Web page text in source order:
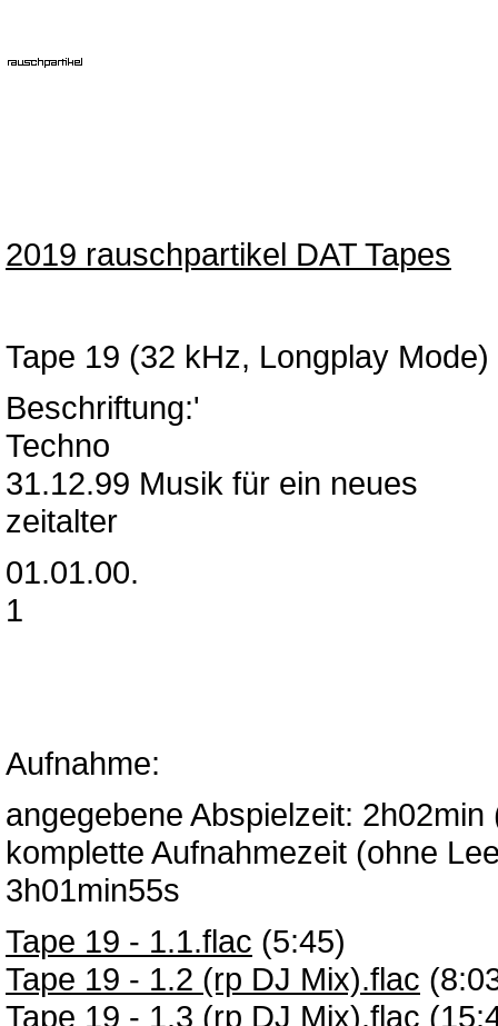
2019 rauschpartikel DAT Tapes
Tape 19 (32 kHz, Longplay Mode)
Beschriftung:'
Techno
31.12.99 Musik für ein neues
zeitalter
01.01.00.
1
Aufnahme:
angegebene Abspielzeit:
komplette Aufnahmezeit (ohne
3h01min55s
Tape 19 - 1.1.flac (5:45)
Tape 19 - 1.2 (rp DJ Mix).flac
Tape 19 - 1.3 (rp DJ Mix).flac